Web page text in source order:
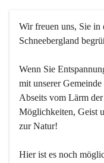
Wir freuen uns, Sie in
Schneebergland
Wenn Sie
mit unserer
Abseits vom Lärm
Möglichkeiten, Geist
zur Natur!
Hier ist es noch